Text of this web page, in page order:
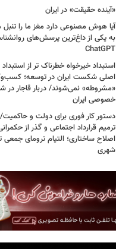
«آینده حقیقت» در ایران
آیا هوش مصنوعی دارد مغز ما را
به یکی از داغ‌ترین پرسش‌های
ChatGPT
استبداد خیرخواه خطرناک تر از
اصلی شکست ایران در توسعه؛
«مشروطه» نمی‌شوند/ دربار قاجار در
خصوصی ایران
دستور کار فوری برای دولت و
ترمیم قرارداد اجتماعی و گذر از
اصلاح ساختاری؛ التیام ترومای جمعی
شهری